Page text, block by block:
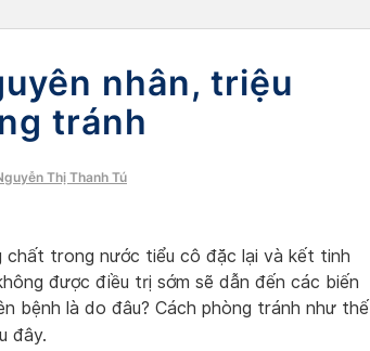
nhân, triệu
tránh
Thị Thanh Tú
chất trong nước tiểu cô đặc lại và kết tinh
được điều trị sớm sẽ dẫn đến các biến
bệnh là do đâu? Cách phòng tránh như thế
đây.